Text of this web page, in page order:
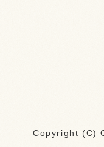
Copyright (C)